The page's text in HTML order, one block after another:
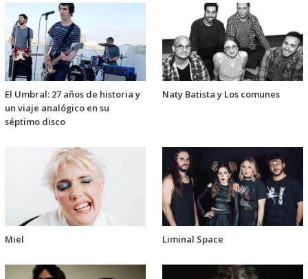
El Umbral: 27 años de historia y
un viaje analógico en su
séptimo disco
Naty Batista y Los comunes
Miel Liminal Space